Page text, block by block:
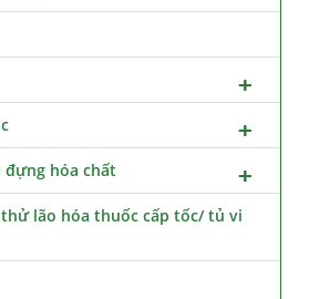
đựng hóa chất
lão hóa thuốc cấp tốc/ tủ vi